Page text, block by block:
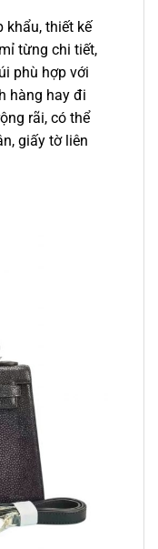
khẩu, thiết kế
từng chi tiết,
phù hợp với
hàng hay đi
rãi, có thể
giấy tờ liên